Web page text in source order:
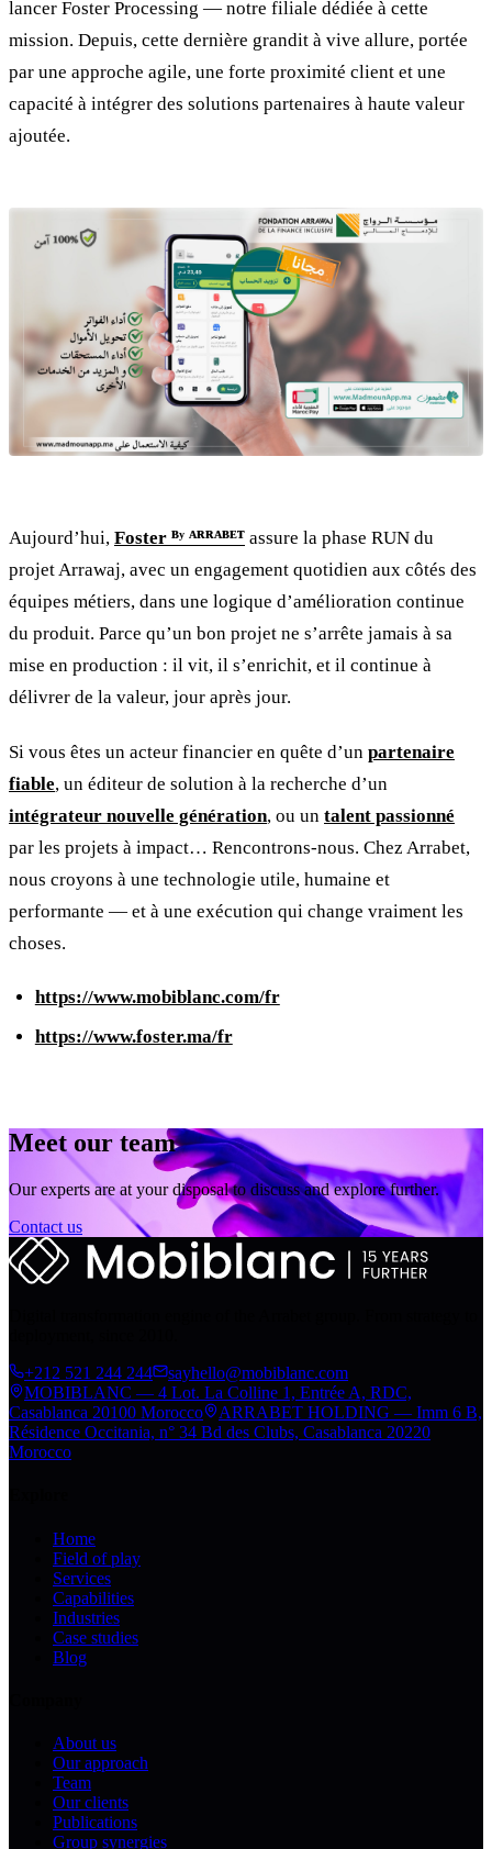
lancer Foster Processing — notre filiale dédiée à cette
mission. Depuis, cette dernière grandit à vive allure, portée
par une approche agile, une forte proximité client et une
capacité à intégrer des solutions partenaires à haute valeur
ajoutée.
Aujourd’hui, Foster ᴮʸ ᴬᴿᴿᴬᴮᴱᵀ assure la phase RUN du
projet Arrawaj, avec un engagement quotidien aux côtés des
équipes métiers, dans une logique d’amélioration continue
du produit. Parce qu’un bon projet ne s’arrête jamais à sa
mise en production : il vit, il s’enrichit, et il continue à
délivrer de la valeur, jour après jour.
Si vous êtes un acteur financier en quête d’un partenaire
fiable, un éditeur de solution à la recherche d’un
intégrateur nouvelle génération, ou un talent passionné
par les projets à impact… Rencontrons-nous. Chez Arrabet,
nous croyons à une technologie utile, humaine et
performante — et à une exécution qui change vraiment les
choses.
https://www.mobiblanc.com/fr
https://www.foster.ma/fr
Meet our team
Our experts are at your disposal to discuss and explore further.
Contact us
+212 521 244 244
sayhello@mobiblanc.com
MOBIBLANC — 4 Lot. La Colline 1, Entrée A, RDC,
Casablanca 20100 Morocco
ARRABET HOLDING — Imm 6 B,
Résidence Occitania, n° 34 Bd des Clubs, Casablanca 20220
Morocco
Home
Field of play
Services
Capabilities
Industries
Case studies
Blog
About us
Our approach
Team
Our clients
Publications
Group synergies